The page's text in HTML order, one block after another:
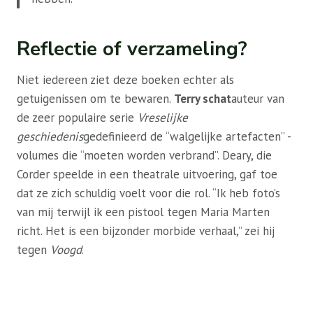
Reflectie of verzameling?
Niet iedereen ziet deze boeken echter als
getuigenissen om te bewaren. Terry schatauteur van
de zeer populaire serie Vreselijke
geschiedenisgedefinieerd de “walgelijke artefacten” -
volumes die “moeten worden verbrand”. Deary, die
Corder speelde in een theatrale uitvoering, gaf toe
dat ze zich schuldig voelt voor die rol. “Ik heb foto’s
van mij terwijl ik een pistool tegen Maria Marten
richt. Het is een bijzonder morbide verhaal,” zei hij
tegen Voogd.